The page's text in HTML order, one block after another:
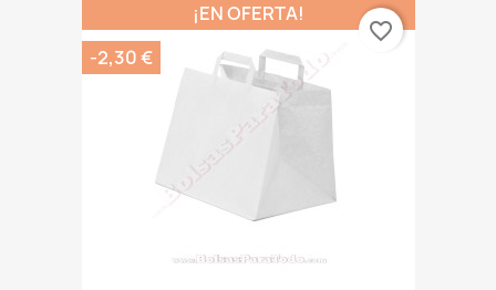
¡EN OFERTA!
-2,30 €
favorite_border